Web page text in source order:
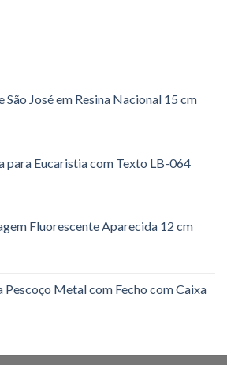
São José em Resina Nacional 15 cm
para Eucaristia com Texto LB-064
Fluorescente Aparecida 12 cm
Pescoço Metal com Fecho com Caixa